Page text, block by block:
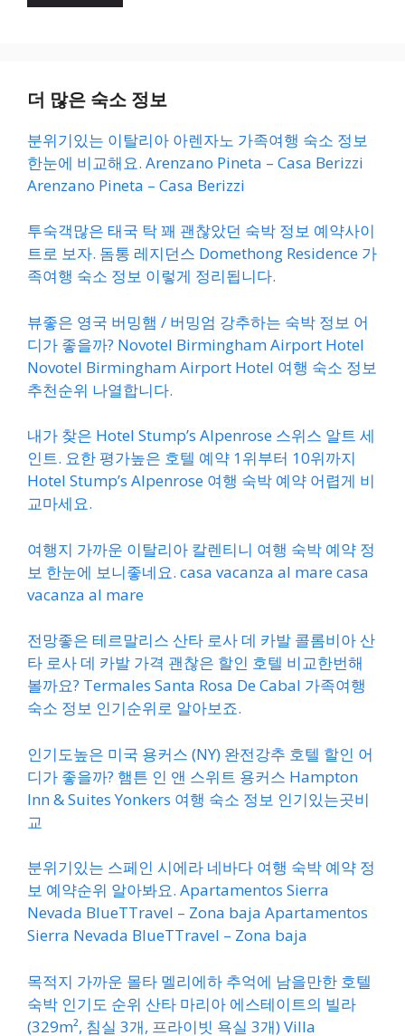
더 많은 숙소 정보
분위기있는 이탈리아 아렌자노 가족여행 숙소 정보
한눈에 비교해요. Arenzano Pineta – Casa Berizzi
Arenzano Pineta – Casa Berizzi
투숙객많은 태국 탁 꽤 괜찮았던 숙박 정보 예약사이
트로 보자. 돔통 레지던스 Domethong Residence 가
족여행 숙소 정보 이렇게 정리됩니다.
뷰좋은 영국 버밍햄 / 버밍엄 강추하는 숙박 정보 어
디가 좋을까? Novotel Birmingham Airport Hotel
Novotel Birmingham Airport Hotel 여행 숙소 정보
추천순위 나열합니다.
내가 찾은 Hotel Stump’s Alpenrose 스위스 알트 세
인트. 요한 평가높은 호텔 예약 1위부터 10위까지
Hotel Stump’s Alpenrose 여행 숙박 예약 어렵게 비
교마세요.
여행지 가까운 이탈리아 칼렌티니 여행 숙박 예약 정
보 한눈에 보니좋네요. casa vacanza al mare casa
vacanza al mare
전망좋은 테르말리스 산타 로사 데 카발 콜롬비아 산
타 로사 데 카발 가격 괜찮은 할인 호텔 비교한번해
볼까요? Termales Santa Rosa De Cabal 가족여행
숙소 정보 인기순위로 알아보죠.
인기도높은 미국 용커스 (NY) 완전강추 호텔 할인 어
디가 좋을까? 햄튼 인 앤 스위트 용커스 Hampton
Inn & Suites Yonkers 여행 숙소 정보 인기있는곳비
교
분위기있는 스페인 시에라 네바다 여행 숙박 예약 정
보 예약순위 알아봐요. Apartamentos Sierra
Nevada BlueTTravel – Zona baja Apartamentos
Sierra Nevada BlueTTravel – Zona baja
목적지 가까운 몰타 멜리에하 추억에 남을만한 호텔
숙박 인기도 순위 산타 마리아 에스테이트의 빌라
(329m², 침실 3개, 프라이빗 욕실 3개) Villa